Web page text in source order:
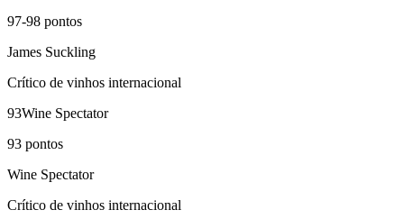
97-98 pontos
James Suckling
Crítico de vinhos internacional
93Wine Spectator
93 pontos
Wine Spectator
Crítico de vinhos internacional